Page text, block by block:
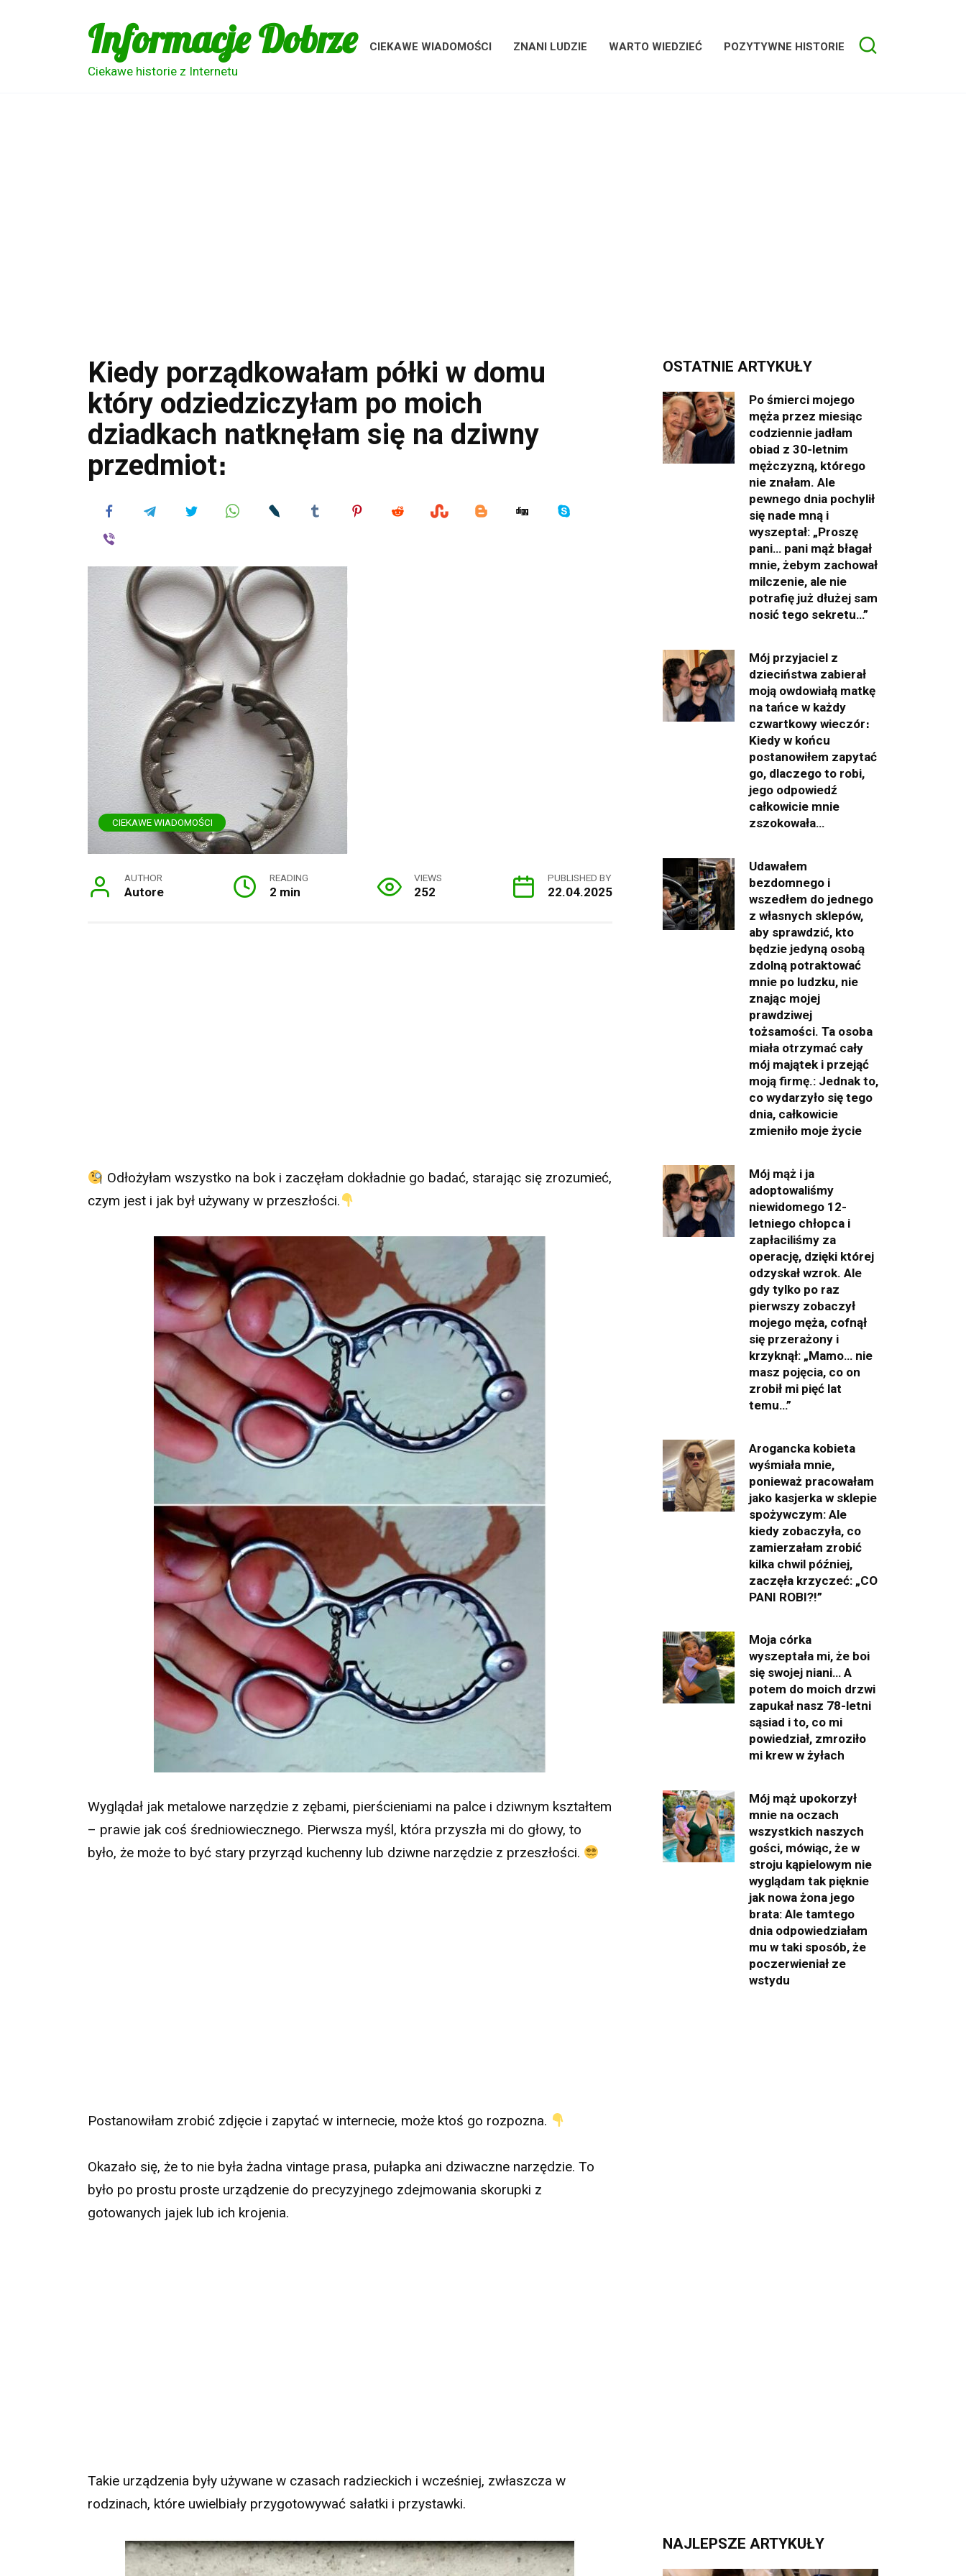
Informacje Dobrze
Ciekawe historie z Internetu
CIEKAWE WIADOMOŚCI ZNANI LUDZIE WARTO WIEDZIEĆ POZYTYWNE HISTORIE
Kiedy porządkowałam półki w domu
który odziedziczyłam po moich
dziadkach natknęłam się na dziwny
przedmiot։
CIEKAWE WIADOMOŚCI
AUTHOR
Autore
READING
2 min
VIEWS
252
PUBLISHED BY
22.04.2025
Odłożyłam wszystko na bok i zaczęłam dokładnie go badać, starając się zrozumieć,
czym jest i jak był używany w przeszłości.
Wyglądał jak metalowe narzędzie z zębami, pierścieniami na palce i dziwnym kształtem
– prawie jak coś średniowiecznego. Pierwsza myśl, która przyszła mi do głowy, to
było, że może to być stary przyrząd kuchenny lub dziwne narzędzie z przeszłości.
Postanowiłam zrobić zdjęcie i zapytać w internecie, może ktoś go rozpozna.
Okazało się, że to nie była żadna vintage prasa, pułapka ani dziwaczne narzędzie. To
było po prostu proste urządzenie do precyzyjnego zdejmowania skorupki z
gotowanych jajek lub ich krojenia.
Takie urządzenia były używane w czasach radzieckich i wcześniej, zwłaszcza w
rodzinach, które uwielbiały przygotowywać sałatki i przystawki.
OSTATNIE ARTYKUŁY
Po śmierci mojego
męża przez miesiąc
codziennie jadłam
obiad z 30-letnim
mężczyzną, którego
nie znałam. Ale
pewnego dnia pochylił
się nade mną i
wyszeptał: „Proszę
pani… pani mąż błagał
mnie, żebym zachował
milczenie, ale nie
potrafię już dłużej sam
nosić tego sekretu…”
Mój przyjaciel z
dzieciństwa zabierał
moją owdowiałą matkę
na tańce w każdy
czwartkowy wieczór։
Kiedy w końcu
postanowiłem zapytać
go, dlaczego to robi,
jego odpowiedź
całkowicie mnie
zszokowała…
Udawałem
bezdomnego i
wszedłem do jednego
z własnych sklepów,
aby sprawdzić, kto
będzie jedyną osobą
zdolną potraktować
mnie po ludzku, nie
znając mojej
prawdziwej
tożsamości. Ta osoba
miała otrzymać cały
mój majątek i przejąć
moją firmę.: Jednak to,
co wydarzyło się tego
dnia, całkowicie
zmieniło moje życie
Mój mąż i ja
adoptowaliśmy
niewidomego 12-
letniego chłopca i
zapłaciliśmy za
operację, dzięki której
odzyskał wzrok. Ale
gdy tylko po raz
pierwszy zobaczył
mojego męża, cofnął
się przerażony i
krzyknął: „Mamo… nie
masz pojęcia, co on
zrobił mi pięć lat
temu…”
Arogancka kobieta
wyśmiała mnie,
ponieważ pracowałam
jako kasjerka w sklepie
spożywczym: Ale
kiedy zobaczyła, co
zamierzałam zrobić
kilka chwil później,
zaczęła krzyczeć: „CO
PANI ROBI?!”
Moja córka
wyszeptała mi, że boi
się swojej niani… A
potem do moich drzwi
zapukał nasz 78-letni
sąsiad i to, co mi
powiedział, zmroziło
mi krew w żyłach
Mój mąż upokorzył
mnie na oczach
wszystkich naszych
gości, mówiąc, że w
stroju kąpielowym nie
wyglądam tak pięknie
jak nowa żona jego
brata: Ale tamtego
dnia odpowiedziałam
mu w taki sposób, że
poczerwieniał ze
wstydu
NAJLEPSZE ARTYKUŁY